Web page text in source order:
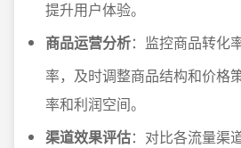
提升用户体验。
商品运营分析：监控商品转化
率，及时调整商品结构和价格
率和利润空间。
渠道效果评估：对比各流量渠